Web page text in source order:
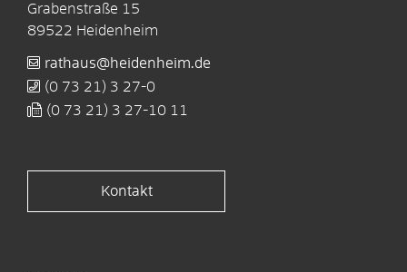
Grabenstraße 15
89522 Heidenheim
rathaus@heidenheim.de
(0 73 21) 3 27-0
(0 73 21) 3 27-10 11
Kontakt